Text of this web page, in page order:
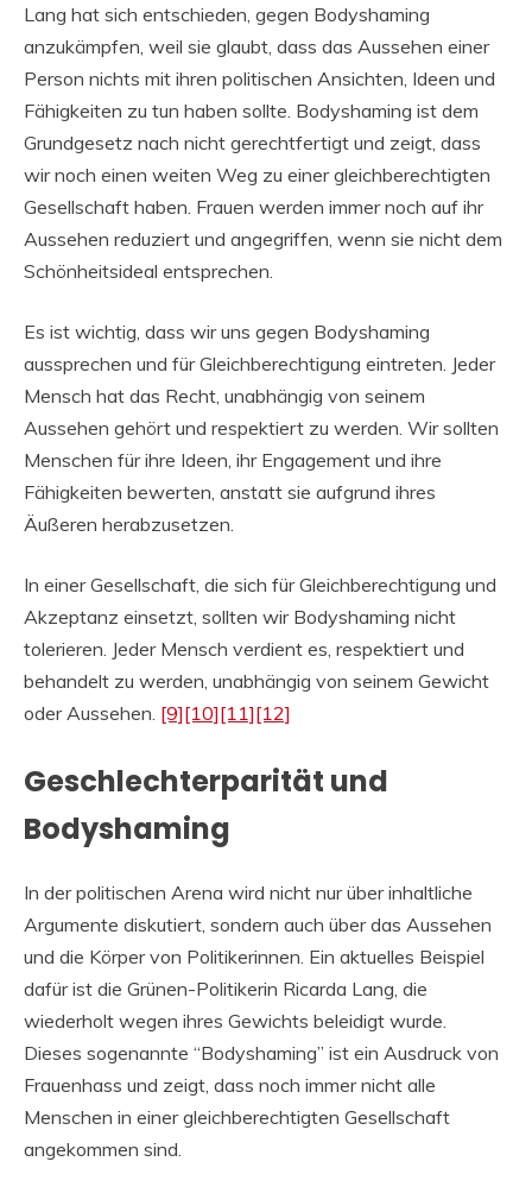
Lang hat sich entschieden, gegen Bodyshaming
anzukämpfen, weil sie glaubt, dass das Aussehen einer
Person nichts mit ihren politischen Ansichten, Ideen und
Fähigkeiten zu tun haben sollte. Bodyshaming ist dem
Grundgesetz nach nicht gerechtfertigt und zeigt, dass
wir noch einen weiten Weg zu einer gleichberechtigten
Gesellschaft haben. Frauen werden immer noch auf ihr
Aussehen reduziert und angegriffen, wenn sie nicht dem
Schönheitsideal entsprechen.
Es ist wichtig, dass wir uns gegen Bodyshaming
aussprechen und für Gleichberechtigung eintreten. Jeder
Mensch hat das Recht, unabhängig von seinem
Aussehen gehört und respektiert zu werden. Wir sollten
Menschen für ihre Ideen, ihr Engagement und ihre
Fähigkeiten bewerten, anstatt sie aufgrund ihres
Äußeren herabzusetzen.
In einer Gesellschaft, die sich für Gleichberechtigung und
Akzeptanz einsetzt, sollten wir Bodyshaming nicht
tolerieren. Jeder Mensch verdient es, respektiert und
behandelt zu werden, unabhängig von seinem Gewicht
oder Aussehen. [9][10][11][12]
Geschlechterparität und
Bodyshaming
In der politischen Arena wird nicht nur über inhaltliche
Argumente diskutiert, sondern auch über das Aussehen
und die Körper von Politikerinnen. Ein aktuelles Beispiel
dafür ist die Grünen-Politikerin Ricarda Lang, die
wiederholt wegen ihres Gewichts beleidigt wurde.
Dieses sogenannte “Bodyshaming” ist ein Ausdruck von
Frauenhass und zeigt, dass noch immer nicht alle
Menschen in einer gleichberechtigten Gesellschaft
angekommen sind.